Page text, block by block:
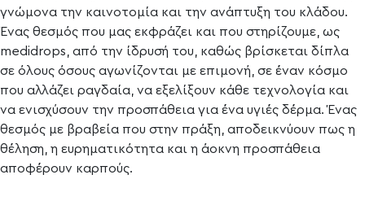
γνώμονα την καινοτομία και την ανάπτυξη του κλάδου.
Ένας θεσμός που μας εκφράζει και που στηρίζουμε, ως
medidrops, από την ίδρυσή του, καθώς βρίσκεται δίπλα
σε όλους όσους αγωνίζονται με επιμονή, σε έναν κόσμο
που αλλάζει ραγδαία, να εξελίξουν κάθε τεχνολογία και
να ενισχύσουν την προσπάθεια για ένα υγιές δέρμα. Ένας
θεσμός με βραβεία που στην πράξη, αποδεικνύουν πως η
θέληση, η ευρηματικότητα και η άοκνη προσπάθεια
αποφέρουν καρπούς.